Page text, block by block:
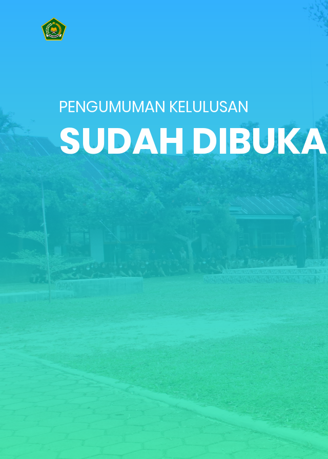
PENGUMUMAN KELULUSAN
SUDAH DIBUKA